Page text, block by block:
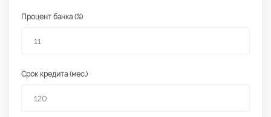
Процент банка (%)
Срок кредита (мес.)